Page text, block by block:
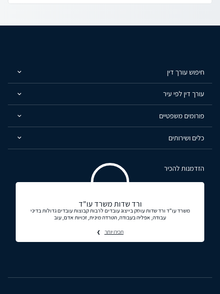
חיפוש עורך דין
עורך דין לפי עיר
פורומים משפטיים
כלים ושירותים
הזדמנות להכיר
ורד שדות משרד עו"ד
משרד עו"ד ורד שדות עוסק בייצוג עובדים לרבות קבוצות עובדים גדולות בדיני
עבודה, אפליה בעבודה, הטרדה מינית, זכויות אדם, עוב
תכירו יותר